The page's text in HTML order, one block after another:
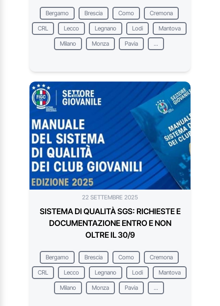
Bergamo Brescia Como Cremona
CRL Lecco Legnano Lodi Mantova
Milano Monza Pavia ...
22 SETTEMBRE 2025
SISTEMA DI QUALITÀ SGS: RICHIESTE E
DOCUMENTAZIONE ENTRO E NON
OLTRE IL 30/9
Bergamo Brescia Como Cremona
CRL Lecco Legnano Lodi Mantova
Milano Monza Pavia ...